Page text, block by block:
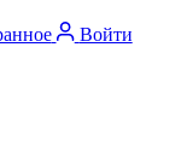
Войти